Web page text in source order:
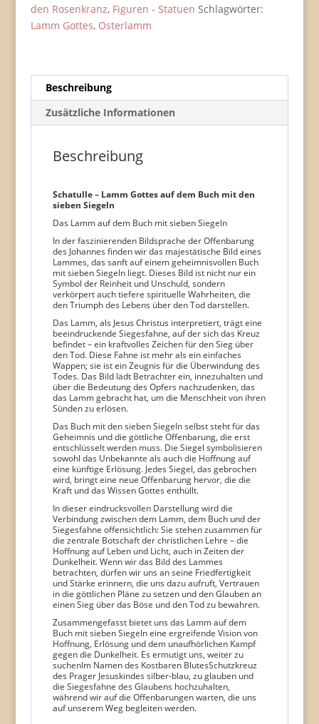
18,5
den Rosenkranz, Figuren - Statuen Schlagwörter:
Lamm Gottes, Osterlamm
Beschreibung
Zusätzliche Informationen
Beschreibung
Schatulle – Lamm Gottes auf dem Buch mit den
sieben Siegeln
Das Lamm auf dem Buch mit sieben Siegeln
In der faszinierenden Bildsprache der Offenbarung
des Johannes finden wir das majestätische Bild eines
Lammes, das sanft auf einem geheimnisvollen Buch
mit sieben Siegeln liegt. Dieses Bild ist nicht nur ein
Symbol der Reinheit und Unschuld, sondern
verkörpert auch tiefere spirituelle Wahrheiten, die
den Triumph des Lebens über den Tod darstellen.
Das Lamm, als Jesus Christus interpretiert, trägt eine
beeindruckende Siegesfahne, auf der sich das Kreuz
befindet – ein kraftvolles Zeichen für den Sieg über
den Tod. Diese Fahne ist mehr als ein einfaches
Wappen; sie ist ein Zeugnis für die Überwindung des
Todes. Das Bild lädt Betrachter ein, innezuhalten und
über die Bedeutung des Opfers nachzudenken, das
das Lamm gebracht hat, um die Menschheit von ihren
Sünden zu erlösen.
Das Buch mit den sieben Siegeln selbst steht für das
Geheimnis und die göttliche Offenbarung, die erst
entschlüsselt werden muss. Die Siegel symbolisieren
sowohl das Unbekannte als auch die Hoffnung auf
eine künftige Erlösung. Jedes Siegel, das gebrochen
wird, bringt eine neue Offenbarung hervor, die die
Kraft und das Wissen Gottes enthüllt.
In dieser eindrucksvollen Darstellung wird die
Verbindung zwischen dem Lamm, dem Buch und der
Siegesfahne offensichtlich: Sie stehen zusammen für
die zentrale Botschaft der christlichen Lehre – die
Hoffnung auf Leben und Licht, auch in Zeiten der
Dunkelheit. Wenn wir das Bild des Lammes
betrachten, dürfen wir uns an seine Friedfertigkeit
und Stärke erinnern, die uns dazu aufruft, Vertrauen
in die göttlichen Pläne zu setzen und den Glauben an
einen Sieg über das Böse und den Tod zu bewahren.
Zusammengefasst bietet uns das Lamm auf dem
Buch mit sieben Siegeln eine ergreifende Vision von
Hoffnung, Erlösung und dem unaufhörlichen Kampf
gegen die Dunkelheit. Es ermutigt uns, weiter zu
suchenIm Namen des Kostbaren BlutesSchutzkreuz
des Prager Jesuskindes silber-blau, zu glauben und
die Siegesfahne des Glaubens hochzuhalten,
während wir auf die Offenbarungen warten, die uns
auf unserem Weg begleiten werden.